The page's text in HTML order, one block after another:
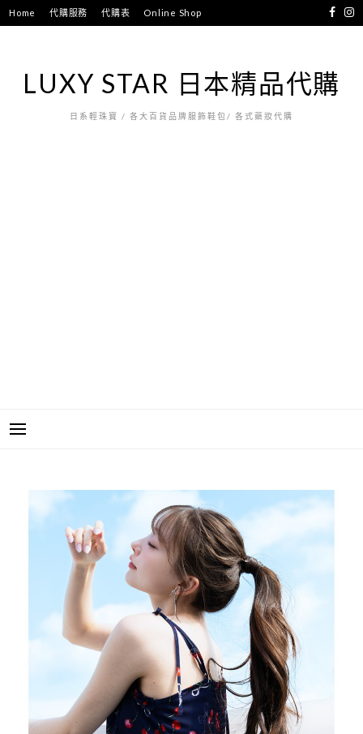
跳
至
Home 代購服務 代購表 Online Shop
LUXY STAR 日本精品代購
日系輕珠寶 / 各大百貨品牌服飾鞋包/ 各式藥妝代購